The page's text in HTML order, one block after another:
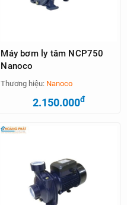
Máy bơm ly tâm NCP750
Nanoco
Thương hiệu: Nanoco
2.150.000đ